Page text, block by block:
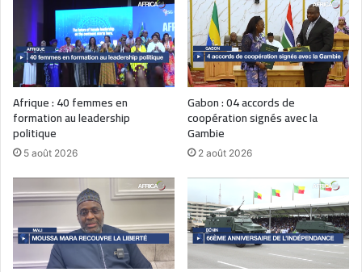
Afrique : 40 femmes en
formation au leadership
politique
5 août 2026
Gabon : 04 accords de
coopération signés avec la
Gambie
2 août 2026